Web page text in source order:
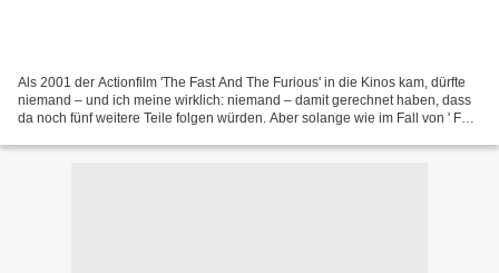
Als 2001 der Actionfilm 'The Fast And The Furious' in die Kinos kam, dürfte
niemand – und ich meine wirklich: niemand – damit gerechnet haben, dass
da noch fünf weitere Teile folgen würden. Aber solange wie im Fall von ' Fast